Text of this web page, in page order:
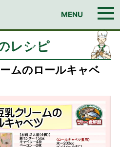
今週のチラシ
私達のレシピ
BUTCHER SHOP 肉ゃ
ム
会社情報 お問い合わせ
MENU
お問い合わせ
レシピ
ムのロールキャベ